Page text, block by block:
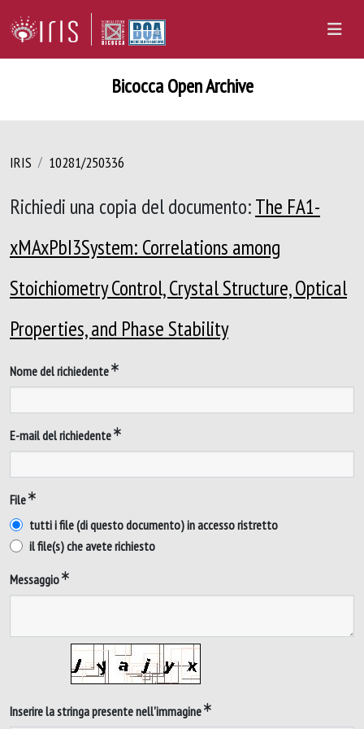
Bicocca Open Archive
IRIS 10281/250336
Richiedi una copia del documento:The FA1-
xMAxPbI3System: Correlations among
Stoichiometry Control, Crystal Structure, Optical
Properties, and Phase Stability
Nome del richiedente
E-mail del richiedente
File
tutti i file (di questo documento) in accesso ristretto
il file(s) che avete richiesto
Messaggio
Inserire la stringa presente nell'immagine